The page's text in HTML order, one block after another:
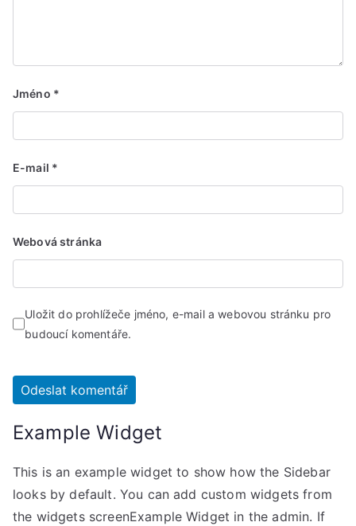
Jméno *
E-mail *
Webová stránka
Uložit do prohlížeče jméno, e-mail a webovou stránku pro
budoucí komentáře.
Example Widget
This is an example widget to show how the Sidebar
looks by default. You can add custom widgets from
the widgets screenExample Widget in the admin. If